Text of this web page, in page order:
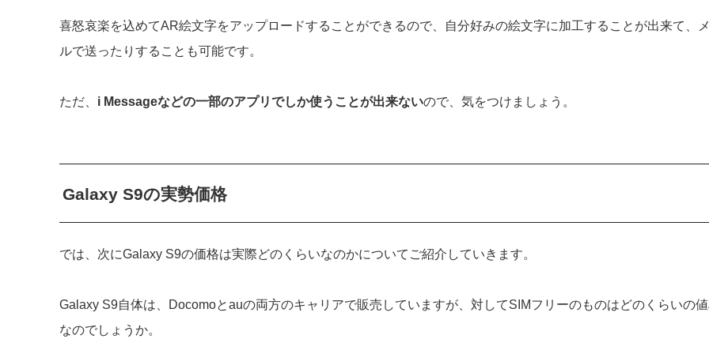
喜怒哀楽を込めてAR絵文字をアップロードすることができるので、自分好みの絵文字に加工することが出来て、
ルで送ったりすることも可能です。
ただ、 i Messageなどの一部のアプリでしか使うことが出来ないので、気をつけましょう。
Galaxy S9の実勢価格
では、次にGalaxy S9の価格は実際どのくらいなのかについてご紹介していきます。
Galaxy S9自体は、Docomoとauの両方のキャリアで販売していますが、対してSIMフリーのものはどのくらいの
なのでしょうか。